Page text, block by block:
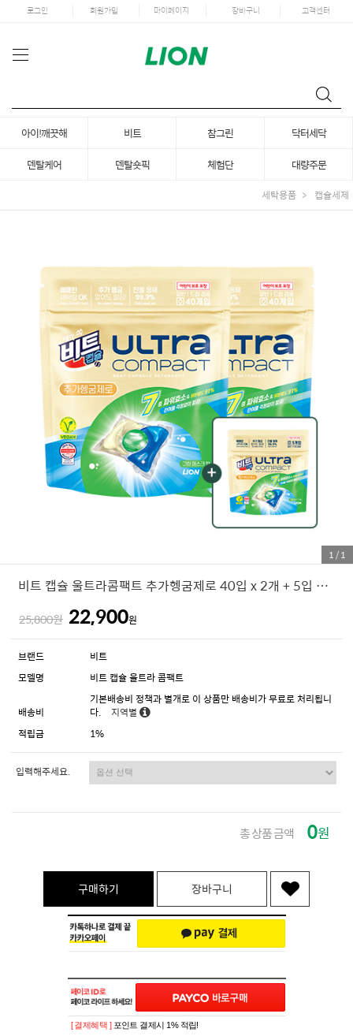
로그인 회원가입 마이페이지 장바구니 고객센터
아이!깨끗해 비트 참그린
닥터세닥
덴탈케어
덴탈숏픽 체험단 대량주문
세탁용품 캡슐세제
1/1
비트 캡슐 울트라콤팩트 추가헹굼제로 40입 x 2개 + 5입 증정(그린머스크)
25,800원 22,900원
브랜드
비트
모델명
비트 캡슐 울트라 콤팩트
배송비
기본배송비 정책과 별개로 이 상품만 배송비가 무료로 처리됩니
다.
지역별
적립금
1%
입력해주세요.
총 상품 금액 0원
구매하기 장바구니
[ 결제혜택 ] 포인트 결제시 1% 적립!